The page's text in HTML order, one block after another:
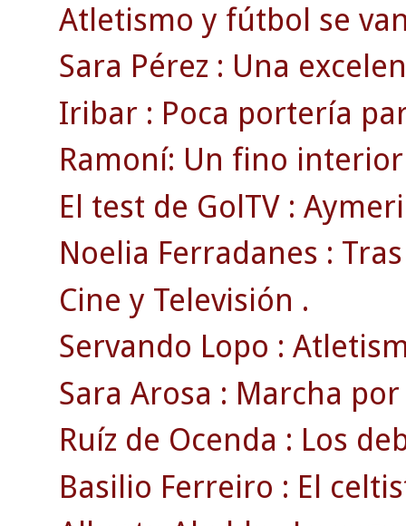
Atletismo y fútbol se
Sara Pérez : Una
Iribar : Poca portería
Ramoní: Un fino
El test de GolTV :
Noelia Ferradanes :
Cine y Televisión .
Servando Lopo :
Sara Arosa : Marcha
Ruíz de Ocenda : Los
Basilio Ferreiro : El